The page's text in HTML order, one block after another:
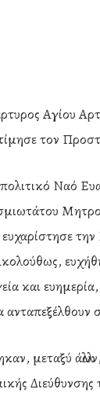
to close
Αγίου
τον
Ναό
και
μεταξύ